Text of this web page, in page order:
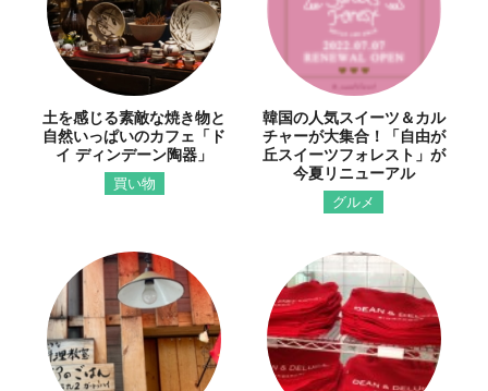
土を感じる素敵な焼き物と
自然いっぱいのカフェ「ド
イ ディンデーン陶器」
買い物
韓国の人気スイーツ＆カル
チャーが大集合！「自由が
丘スイーツフォレスト」が
今夏リニューアル
グルメ